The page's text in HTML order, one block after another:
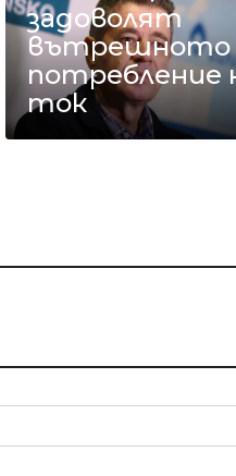
задоволят
вътрешното
потребление
ток